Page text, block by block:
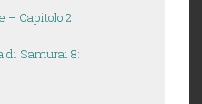
– Capitolo 2
di Samurai 8: